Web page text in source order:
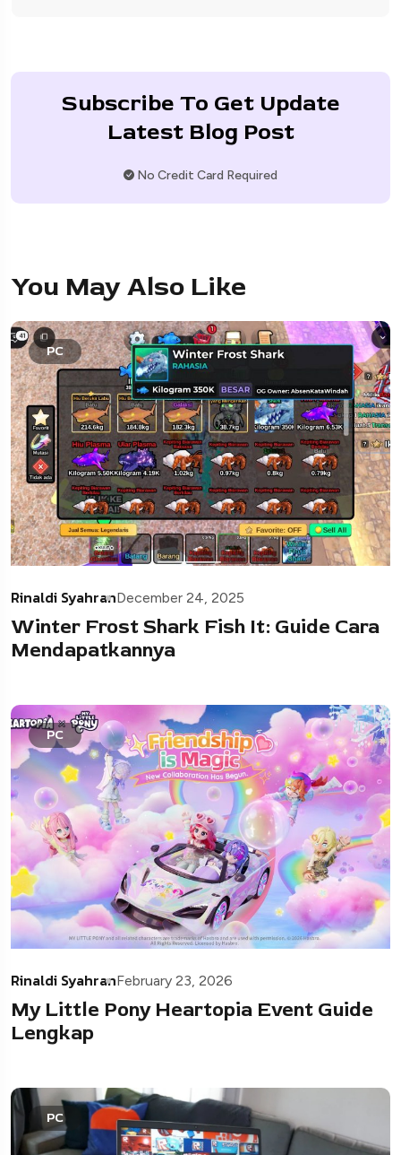
Subscribe To Get Update
Latest Blog Post
No Credit Card Required
You May Also Like
PC
Rinaldi SyahranDecember 24, 2025
Winter Frost Shark Fish It: Guide Cara
Mendapatkannya
PC
Rinaldi SyahranFebruary 23, 2026
My Little Pony Heartopia Event Guide
Lengkap
PC